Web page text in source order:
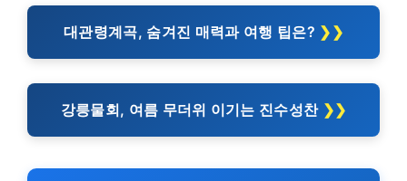
대관령계곡, 숨겨진 매력과 여행 팁은?
강릉물회, 여름 무더위 이기는 진수성찬